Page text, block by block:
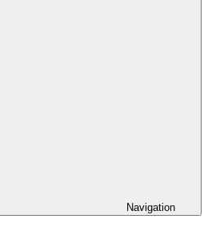
Navigation